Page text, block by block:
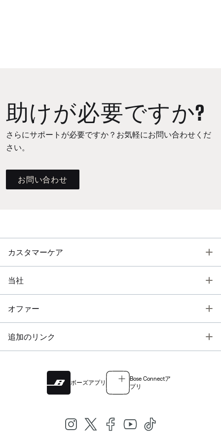
助けが必要ですか?
さらにサポートが必要ですか？お気軽にお問い合わせくだ
さい。
お問い合わせ
カスタマーケア
当社
オファー
追加のリンク
ボーズアプリ
Bose Connectア
プリ